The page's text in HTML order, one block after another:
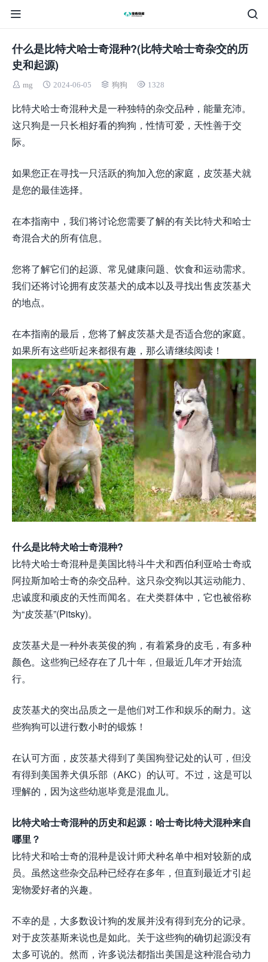
什么是比特犬哈士奇混种?(比特犬哈士奇杂交的历
史和起源)
mg 2024-06-05 狗狗 1328
比特犬哈士奇混种犬是一种独特的杂交品种，能量充沛。
这只狗是一只长相好看的狗狗，性情可爱，天性善于交
际。
如果您正在寻找一只活跃的狗加入您的家庭，皮茨基犬就
是您的最佳选择。
在本指南中，我们将讨论您需要了解的有关比特犬和哈士
奇混合犬的所有信息。
您将了解它们的起源、常见健康问题、饮食和运动需求。
我们还将讨论拥有皮茨基犬的成本以及寻找出售皮茨基犬
的地点。
在本指南的最后，您将了解皮茨基犬是否适合您的家庭。
如果所有这些听起来都很有趣，那么请继续阅读！
什么是比特犬哈士奇混种?
比特犬哈士奇混种是美国比特斗牛犬和西伯利亚哈士奇或
阿拉斯加哈士奇的杂交品种。这只杂交狗以其运动能力、
忠诚度和顽皮的天性而闻名。在犬类群体中，它也被俗称
为“皮茨基”(Pitsky)。
皮茨基犬是一种外表英俊的狗，有着紧身的皮毛，有多种
颜色。这些狗已经存在了几十年，但最近几年才开始流
行。
皮茨基犬的突出品质之一是他们对工作和娱乐的耐力。这
些狗狗可以进行数小时的锻炼！
在认可方面，皮茨基犬得到了美国狗登记处的认可，但没
有得到美国养犬俱乐部（AKC）的认可。不过，这是可以
理解的，因为这些幼崽毕竟是混血儿。
比特犬哈士奇混种的历史和起源：哈士奇比特犬混种来自
哪里？
比特犬和哈士奇的混种是设计师犬种名单中相对较新的成
员。虽然这些杂交品种已经存在多年，但直到最近才引起
宠物爱好者的兴趣。
不幸的是，大多数设计狗的发展并没有得到充分的记录。
对于皮茨基斯来说也是如此。关于这些狗的确切起源没有
太多可说的。然而，许多说法都指出美国是这种混合动力